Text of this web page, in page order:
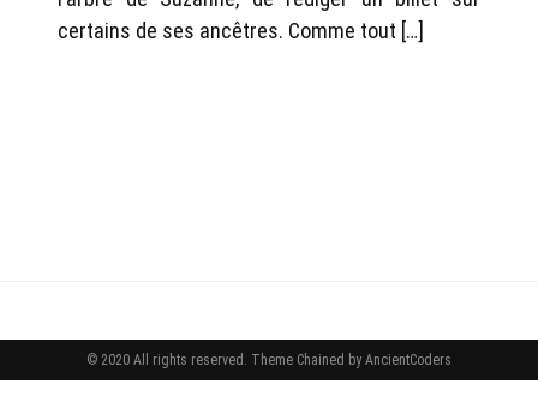
certains de ses ancêtres. Comme tout […]
© 2020 All rights reserved. Theme Chained by AncientCoders